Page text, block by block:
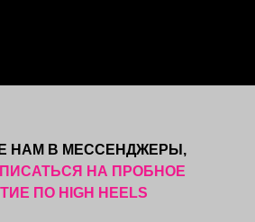
НАМ В МЕССЕНДЖЕРЫ,
НА ПРОБНОЕ
ПО HIGH HEELS